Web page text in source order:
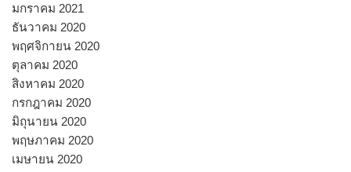
มกราคม 2021
ธันวาคม 2020
พฤศจิกายน 2020
ตุลาคม 2020
สิงหาคม 2020
กรกฎาคม 2020
มิถุนายน 2020
พฤษภาคม 2020
เมษายน 2020